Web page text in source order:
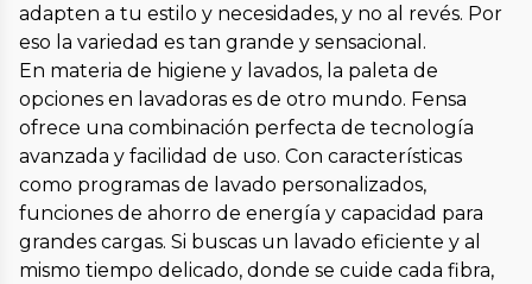
adapten a tu estilo y necesidades, y no al revés. Por
eso la variedad es tan grande y sensacional.
En materia de higiene y lavados, la paleta de
opciones en lavadoras es de otro mundo. Fensa
ofrece una combinación perfecta de tecnología
avanzada y facilidad de uso. Con características
como programas de lavado personalizados,
funciones de ahorro de energía y capacidad para
grandes cargas. Si buscas un lavado eficiente y al
mismo tiempo delicado, donde se cuide cada fibra,